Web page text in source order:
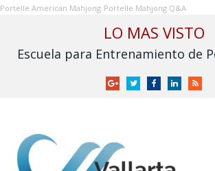
Portelle American Mahjong Portelle Mahjong Q&A
LO MAS VISTO
GoogleTwitterFacebookLinkedInRSS